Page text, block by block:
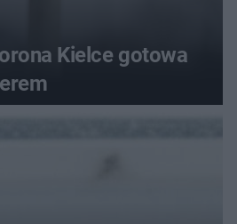
Kielce gotowa